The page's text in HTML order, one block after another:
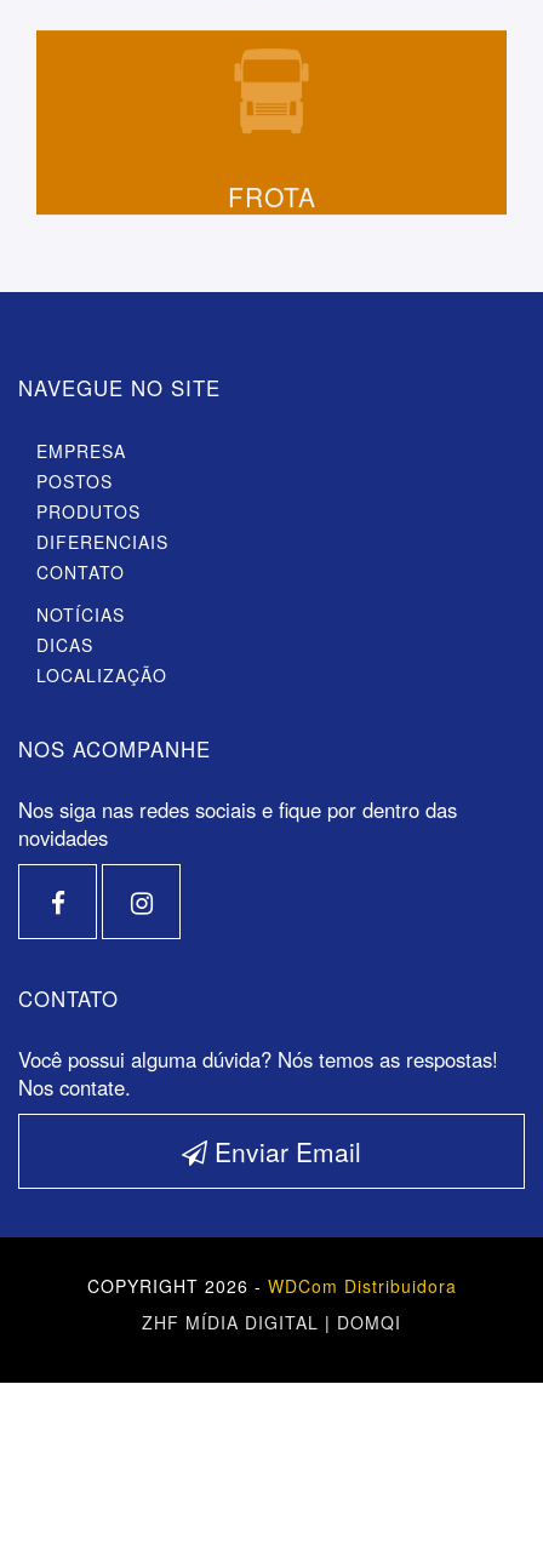
FROTA
NAVEGUE NO SITE
EMPRESA
POSTOS
PRODUTOS
DIFERENCIAIS
CONTATO
NOTÍCIAS
DICAS
LOCALIZAÇÃO
NOS ACOMPANHE
Nos siga nas redes sociais e fique por dentro das
novidades
CONTATO
Você possui alguma dúvida? Nós temos as respostas!
Nos contate.
Enviar Email
COPYRIGHT 2026 - WDCom Distribuidora
ZHF MÍDIA DIGITAL | DOMQI